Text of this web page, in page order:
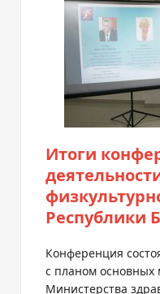
Итоги
Республики
Конференция
с планом основных
Министерства